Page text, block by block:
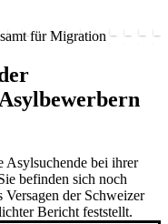
für Migration
Asylsuchende bei ihrer
befinden sich noch
der Schweizer
Bericht feststellt.